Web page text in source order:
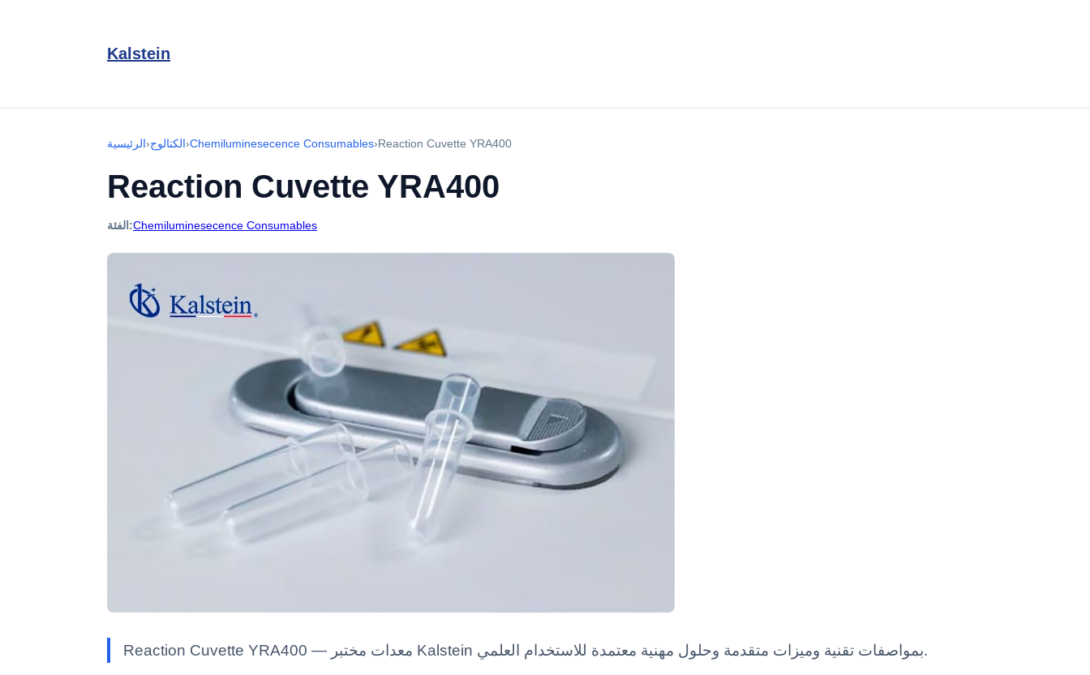
Kalstein
الرئيسية›الكتالوج›Chemiluminesecence Consumables›Reaction Cuvette YRA400
Reaction Cuvette YRA400
الفئة:Chemiluminesecence Consumables
Reaction Cuvette YRA400 — معدات مختبر Kalstein بمواصفات تقنية وميزات متقدمة وحلول مهنية معتمدة للاستخدام العلمي.